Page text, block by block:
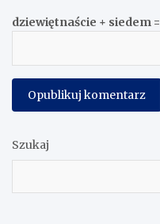
dziewiętnaście + siedem =
Szukaj